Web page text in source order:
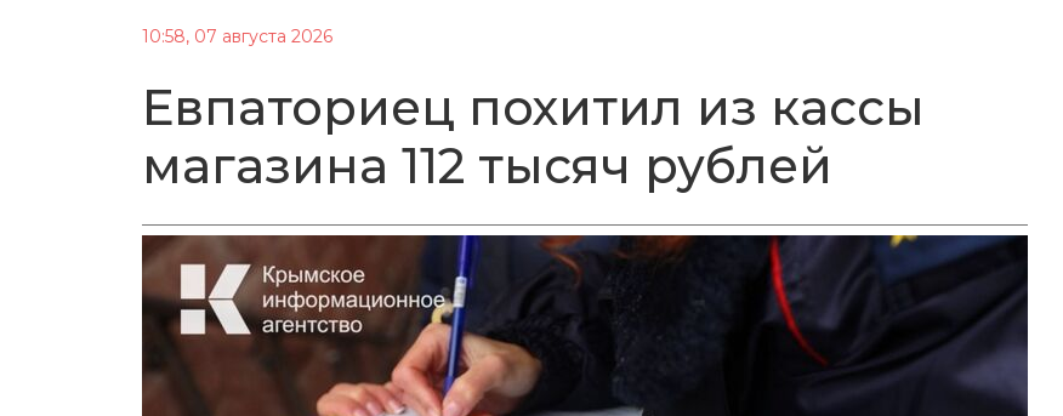
10:58, 07 августа 2026
Евпаториец похитил из кассы
магазина 112 тысяч рублей